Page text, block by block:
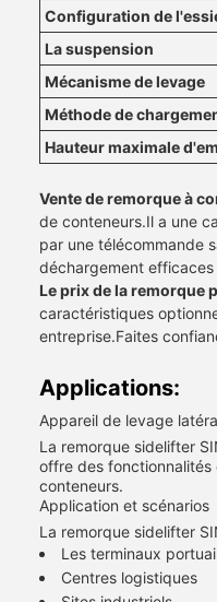
Configuration de
La suspension
Mécanisme de levage
Méthode de
Hauteur maximale
Vente de remorque à
de conteneurs.Il a une
par une télécommande
déchargement
Le prix de la remorque
caractéristiques
entreprise.Faites
Applications:
Appareil de levage
La remorque sidelifter
offre des fonctionnalités
conteneurs.
Application et scénarios
La remorque sidelifter
Les terminaux
Centres logistiques